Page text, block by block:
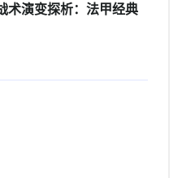
术演变探析：法甲经典